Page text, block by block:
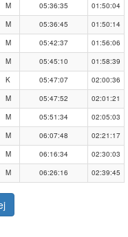
M 05:36:35
01:50:04
M 05:36:45
01:50:14
M 05:42:37
01:56:06
M 05:45:10
01:58:39
K 05:47:07
02:00:36
M 05:47:52
02:01:21
M 05:51:34
02:05:03
M 06:07:48
02:21:17
M 06:16:34
02:30:03
M 06:26:16 02:39:45